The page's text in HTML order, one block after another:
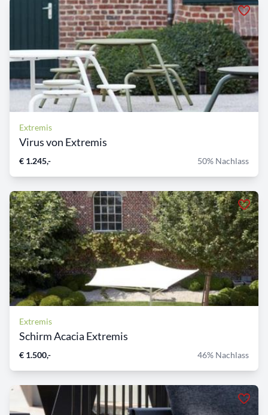
Extremis
Virus von Extremis
€ 1.245,- 50% Nachlass
Extremis
Schirm Acacia Extremis
€ 1.500,- 46% Nachlass